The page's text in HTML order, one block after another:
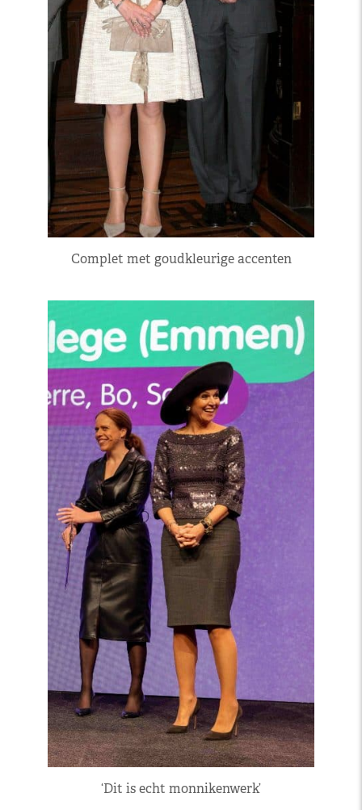
Complet met goudkleurige accenten
‘Dit is echt monnikenwerk’